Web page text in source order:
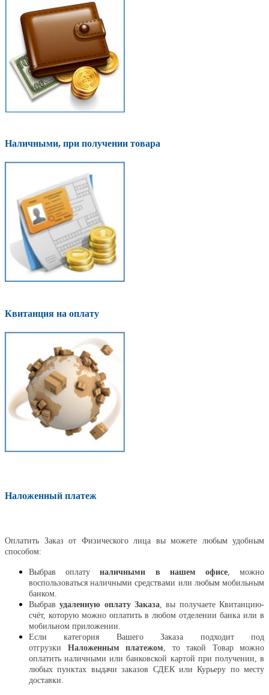
Наличными, при получении товара
Квитанция на оплату
Наложенный платеж
Оплатить Заказ от Физического лица вы можете любым удобным
способом:
Выбрав оплатуналичными в нашем офисе, можно
воспользоваться наличными средствами или любым мобильным
банком.
Выбравудаленную оплату Заказа , вы получаете Квитанцию-
счёт, которую можно оплатить в любом отделении банка или в
мобильном приложении.
Если категория Вашего Заказа подходит под
отгрузки Наложенным платежом , то такой Товар можно
оплатить наличными или банковской картой при получении, в
любых пунктах выдачи заказов СДЕК или Курьеру по месту
доставки.